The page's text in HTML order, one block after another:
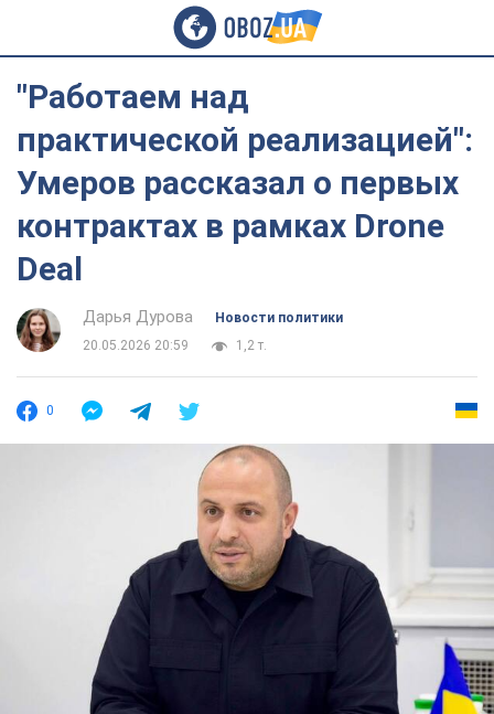
"Работаем над
практической реализацией":
Умеров рассказал о первых
контрактах в рамках Drone
Deal
Дарья Дурова
Новости политики
20.05.2026 20:59
1,2 т.
0